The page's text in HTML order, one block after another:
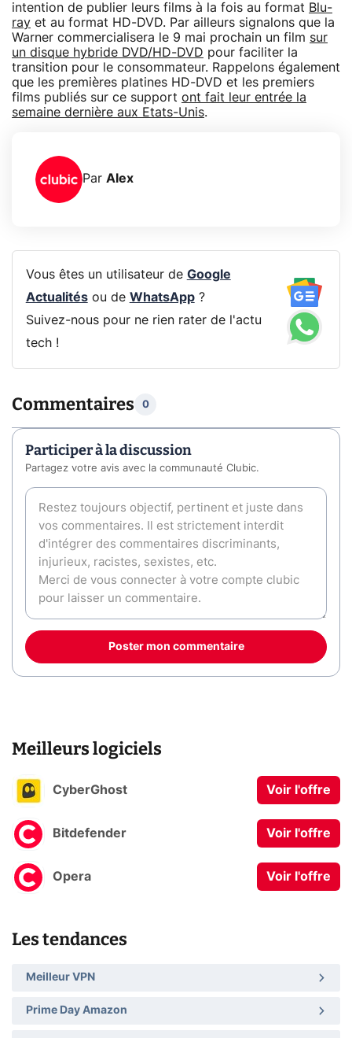
intention de publier leurs films à la fois au format Blu-
ray et au format HD-DVD. Par ailleurs signalons que la
Warner commercialisera le 9 mai prochain un film sur
un disque hybride DVD/HD-DVD pour faciliter la
transition pour le consommateur. Rappelons également
que les premières platines HD-DVD et les premiers
films publiés sur ce support ont fait leur entrée la
semaine dernière aux Etats-Unis.
Par Alex
Vous êtes un utilisateur de Google
Actualitésou de WhatsApp?
Suivez-nous pour ne rien rater de l'actu
tech !
Commentaires 0
Participer à la discussion
Partagez votre avis avec la communauté Clubic.
Poster mon commentaire
Meilleurs logiciels
CyberGhost Voir l'offre
Bitdefender Voir l'offre
Opera Voir l'offre
Les tendances
Meilleur VPN
Prime Day Amazon